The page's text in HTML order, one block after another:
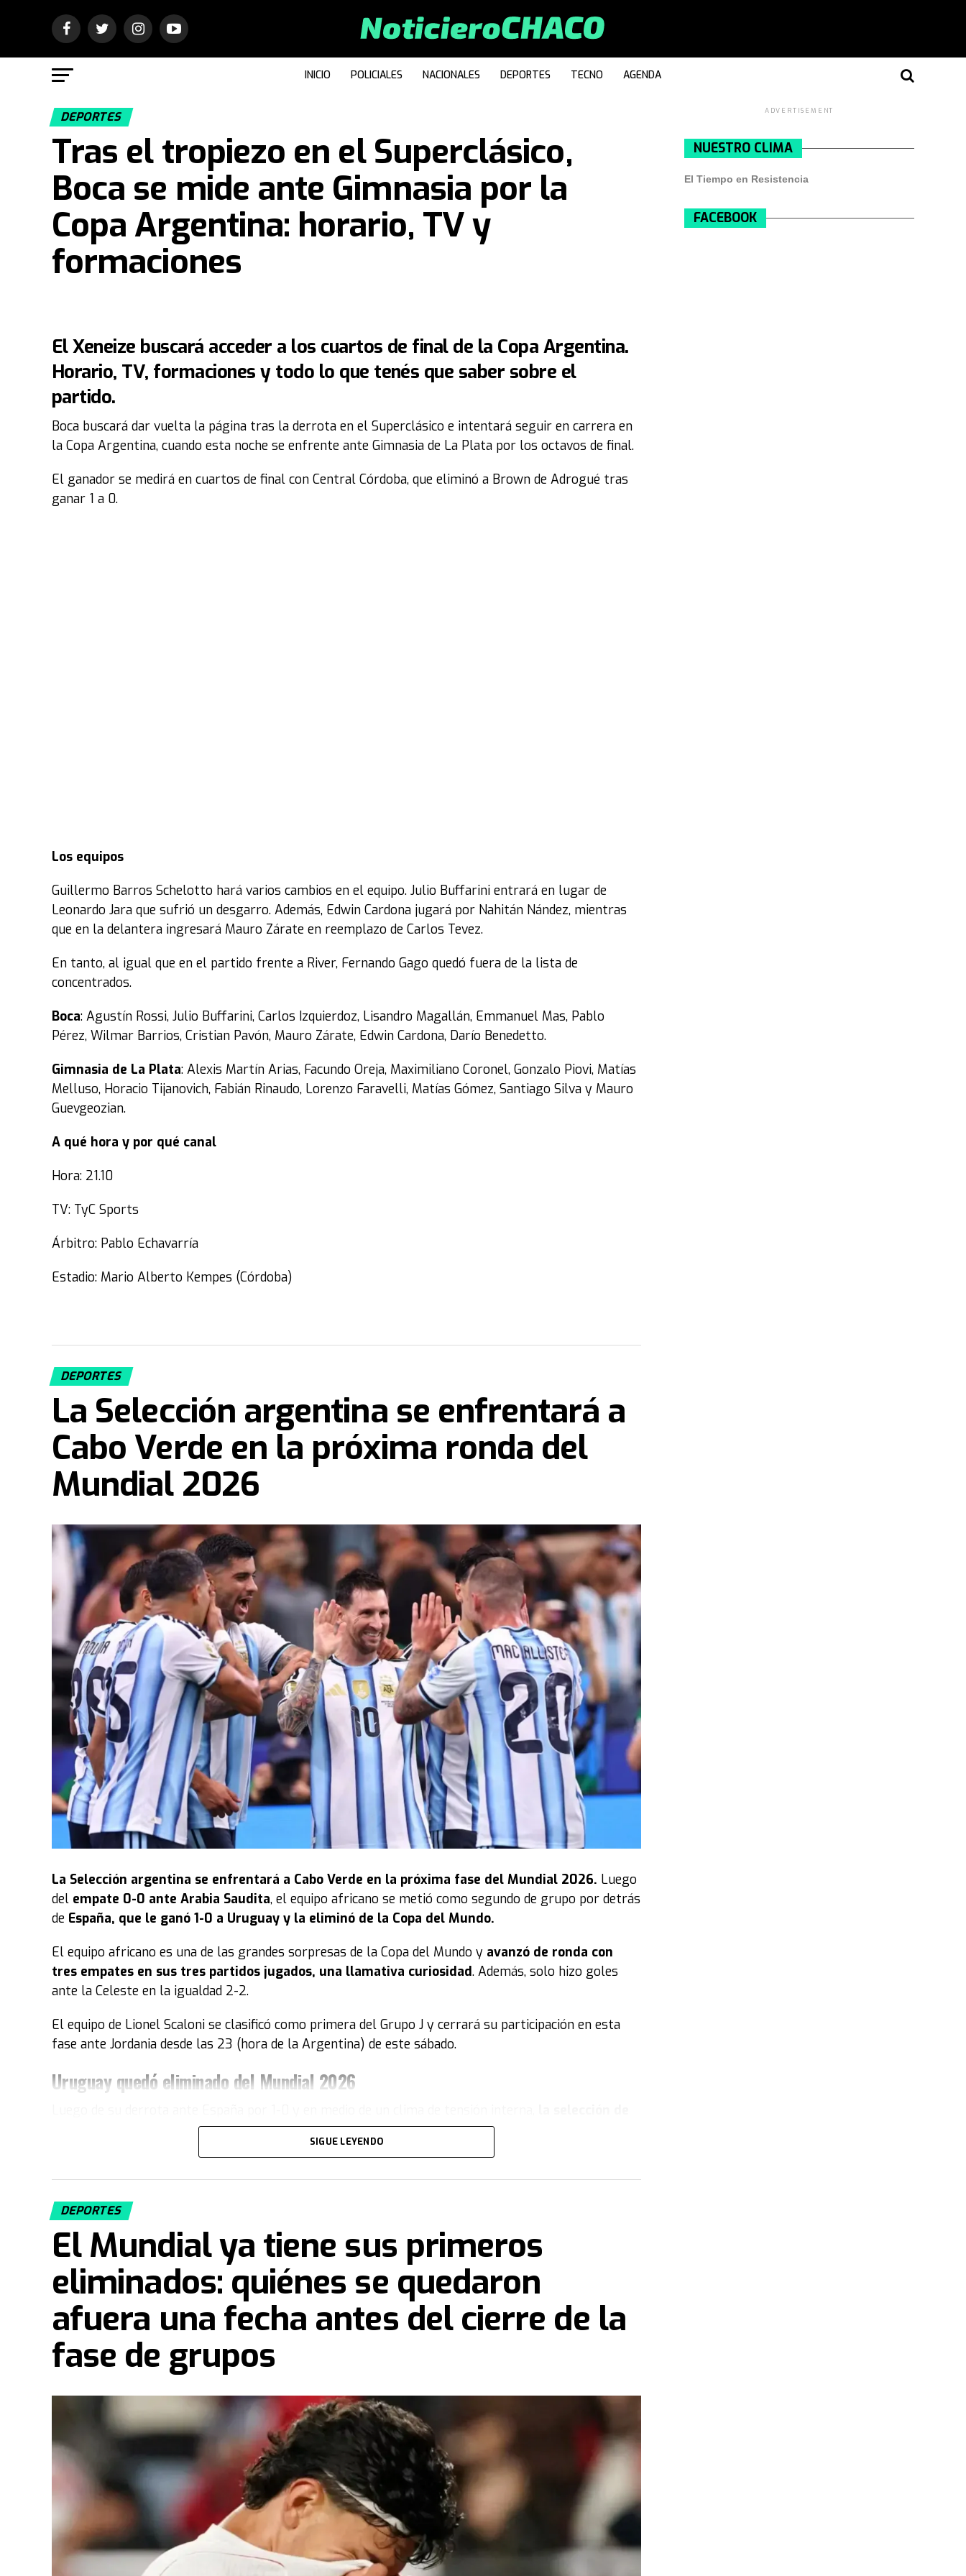
INICIO POLICIALES NACIONALES DEPORTES TECNO AGENDA
DEPORTES
Tras el tropiezo en el Superclásico,
Boca se mide ante Gimnasia por la
Copa Argentina: horario, TV y
formaciones
El Xeneize buscará acceder a los cuartos de final de la Copa Argentina.
Horario, TV, formaciones y todo lo que tenés que saber sobre el
partido.
Boca buscará dar vuelta la página tras la derrota en el Superclásico e intentará seguir en carrera en
la Copa Argentina, cuando esta noche se enfrente ante Gimnasia de La Plata por los octavos de final.
El ganador se medirá en cuartos de final con Central Córdoba, que eliminó a Brown de Adrogué tras
ganar 1 a 0.
Los equipos
Guillermo Barros Schelotto hará varios cambios en el equipo. Julio Buffarini entrará en lugar de
Leonardo Jara que sufrió un desgarro. Además, Edwin Cardona jugará por Nahitán Nández, mientras
que en la delantera ingresará Mauro Zárate en reemplazo de Carlos Tevez.
En tanto, al igual que en el partido frente a River, Fernando Gago quedó fuera de la lista de
concentrados.
Boca: Agustín Rossi, Julio Buffarini, Carlos Izquierdoz, Lisandro Magallán, Emmanuel Mas, Pablo
Pérez, Wilmar Barrios, Cristian Pavón, Mauro Zárate, Edwin Cardona, Darío Benedetto.
Gimnasia de La Plata: Alexis Martín Arias, Facundo Oreja, Maximiliano Coronel, Gonzalo Piovi, Matías
Melluso, Horacio Tijanovich, Fabián Rinaudo, Lorenzo Faravelli, Matías Gómez, Santiago Silva y Mauro
Guevgeozian.
A qué hora y por qué canal
Hora: 21.10
TV: TyC Sports
Árbitro: Pablo Echavarría
Estadio: Mario Alberto Kempes (Córdoba)
DEPORTES
La Selección argentina se enfrentará a
Cabo Verde en la próxima ronda del
Mundial 2026
La Selección argentina se enfrentará a Cabo Verde en la próxima fase del Mundial 2026. Luego
del empate 0-0 ante Arabia Saudita, el equipo africano se metió como segundo de grupo por detrás
de España, que le ganó 1-0 a Uruguay y la eliminó de la Copa del Mundo.
El equipo africano es una de las grandes sorpresas de la Copa del Mundo y avanzó de ronda con
tres empates en sus tres partidos jugados, una llamativa curiosidad. Además, solo hizo goles
ante la Celeste en la igualdad 2-2.
El equipo de Lionel Scaloni se clasificó como primera del Grupo J y cerrará su participación en esta
fase ante Jordania desde las 23 (hora de la Argentina) de este sábado.
Uruguay quedó eliminado del Mundial 2026
Uruguay quedó como tercera de su grupo y eliminada del Mundial. El equipo de Marcelo Bielsa
sumó solo dos puntos y no le alcanzó para meterse entre los mejores terceros.
Durante el partido ocurrió un momento insólito:Bielsa sacó a Fernando Muslera en el
entretiempo luego de un grosero error que terminó en el único gol del encuentro.
Fuente: TN
SIGUE LEYENDO
DEPORTES
El Mundial ya tiene sus primeros
eliminados: quiénes se quedaron
afuera una fecha antes del cierre de la
fase de grupos
ADVERTISEMENT
NUESTRO CLIMA
El Tiempo en Resistencia
FACEBOOK